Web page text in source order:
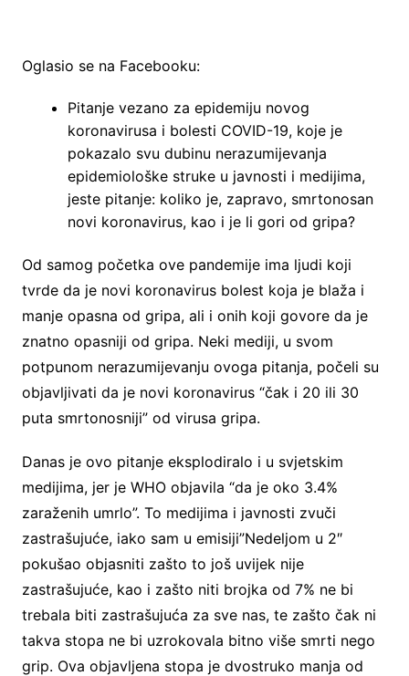
Oglasio se na Facebooku:
Pitanje vezano za epidemiju novog
koronavirusa i bolesti COVID-19, koje je
pokazalo svu dubinu nerazumijevanja
epidemiološke struke u javnosti i medijima,
jeste pitanje: koliko je, zapravo, smrtonosan
novi koronavirus, kao i je li gori od gripa?
Od samog početka ove pandemije ima ljudi koji
tvrde da je novi koronavirus bolest koja je blaža i
manje opasna od gripa, ali i onih koji govore da je
znatno opasniji od gripa. Neki mediji, u svom
potpunom nerazumijevanju ovoga pitanja, počeli su
objavljivati da je novi koronavirus “čak i 20 ili 30
puta smrtonosniji” od virusa gripa.
Danas je ovo pitanje eksplodiralo i u svjetskim
medijima, jer je WHO objavila “da je oko 3.4%
zaraženih umrlo”. To medijima i javnosti zvuči
zastrašujuće, iako sam u emisiji”Nedeljom u 2″
pokušao objasniti zašto to još uvijek nije
zastrašujuće, kao i zašto niti brojka od 7% ne bi
trebala biti zastrašujuća za sve nas, te zašto čak ni
takva stopa ne bi uzrokovala bitno više smrti nego
grip. Ova objavljena stopa je dvostruko manja od